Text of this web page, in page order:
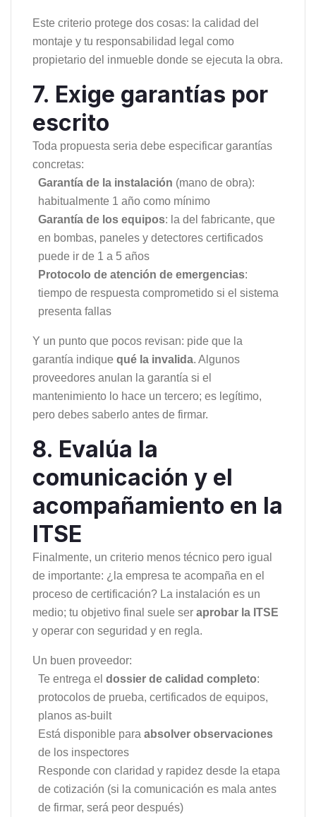
Este criterio protege dos cosas: la calidad del
montaje y tu responsabilidad legal como
propietario del inmueble donde se ejecuta la obra.
7. Exige garantías por
escrito
Toda propuesta seria debe especificar garantías
concretas:
Garantía de la instalación (mano de obra):
habitualmente 1 año como mínimo
Garantía de los equipos: la del fabricante, que
en bombas, paneles y detectores certificados
puede ir de 1 a 5 años
Protocolo de atención de emergencias:
tiempo de respuesta comprometido si el sistema
presenta fallas
Y un punto que pocos revisan: pide que la
garantía indique qué la invalida. Algunos
proveedores anulan la garantía si el
mantenimiento lo hace un tercero; es legítimo,
pero debes saberlo antes de firmar.
8. Evalúa la
comunicación y el
acompañamiento en la
ITSE
Finalmente, un criterio menos técnico pero igual
de importante: ¿la empresa te acompaña en el
proceso de certificación? La instalación es un
medio; tu objetivo final suele ser aprobar la ITSE
y operar con seguridad y en regla.
Un buen proveedor:
Te entrega el dossier de calidad completo:
protocolos de prueba, certificados de equipos,
planos as-built
Está disponible para absolver observaciones
de los inspectores
Responde con claridad y rapidez desde la etapa
de cotización (si la comunicación es mala antes
de firmar, será peor después)